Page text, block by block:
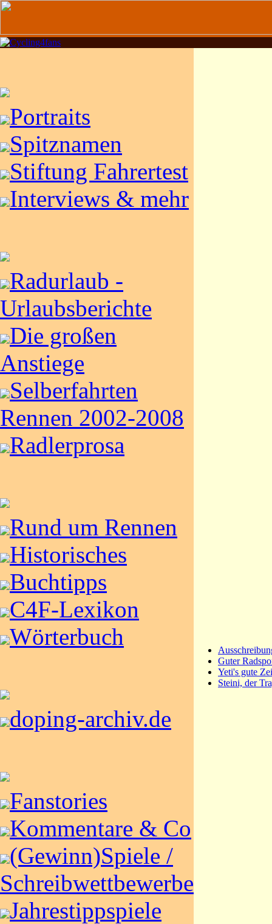
Portraits
Spitznamen
Stiftung Fahrertest
Interviews & mehr
Radurlaub -
Urlaubsberichte
Die großen
Anstiege
Selberfahrten
Rennen 2002-2008
Radlerprosa
Rund um Rennen
Historisches
Buchtipps
C4F-Lexikon
Wörterbuch
doping-archiv.de
Fanstories
Kommentare & Co
(Gewinn)Spiele /
Schreibwettbewerbe
Jahrestippspiele
Guter
Yeti's gute
Steini, der